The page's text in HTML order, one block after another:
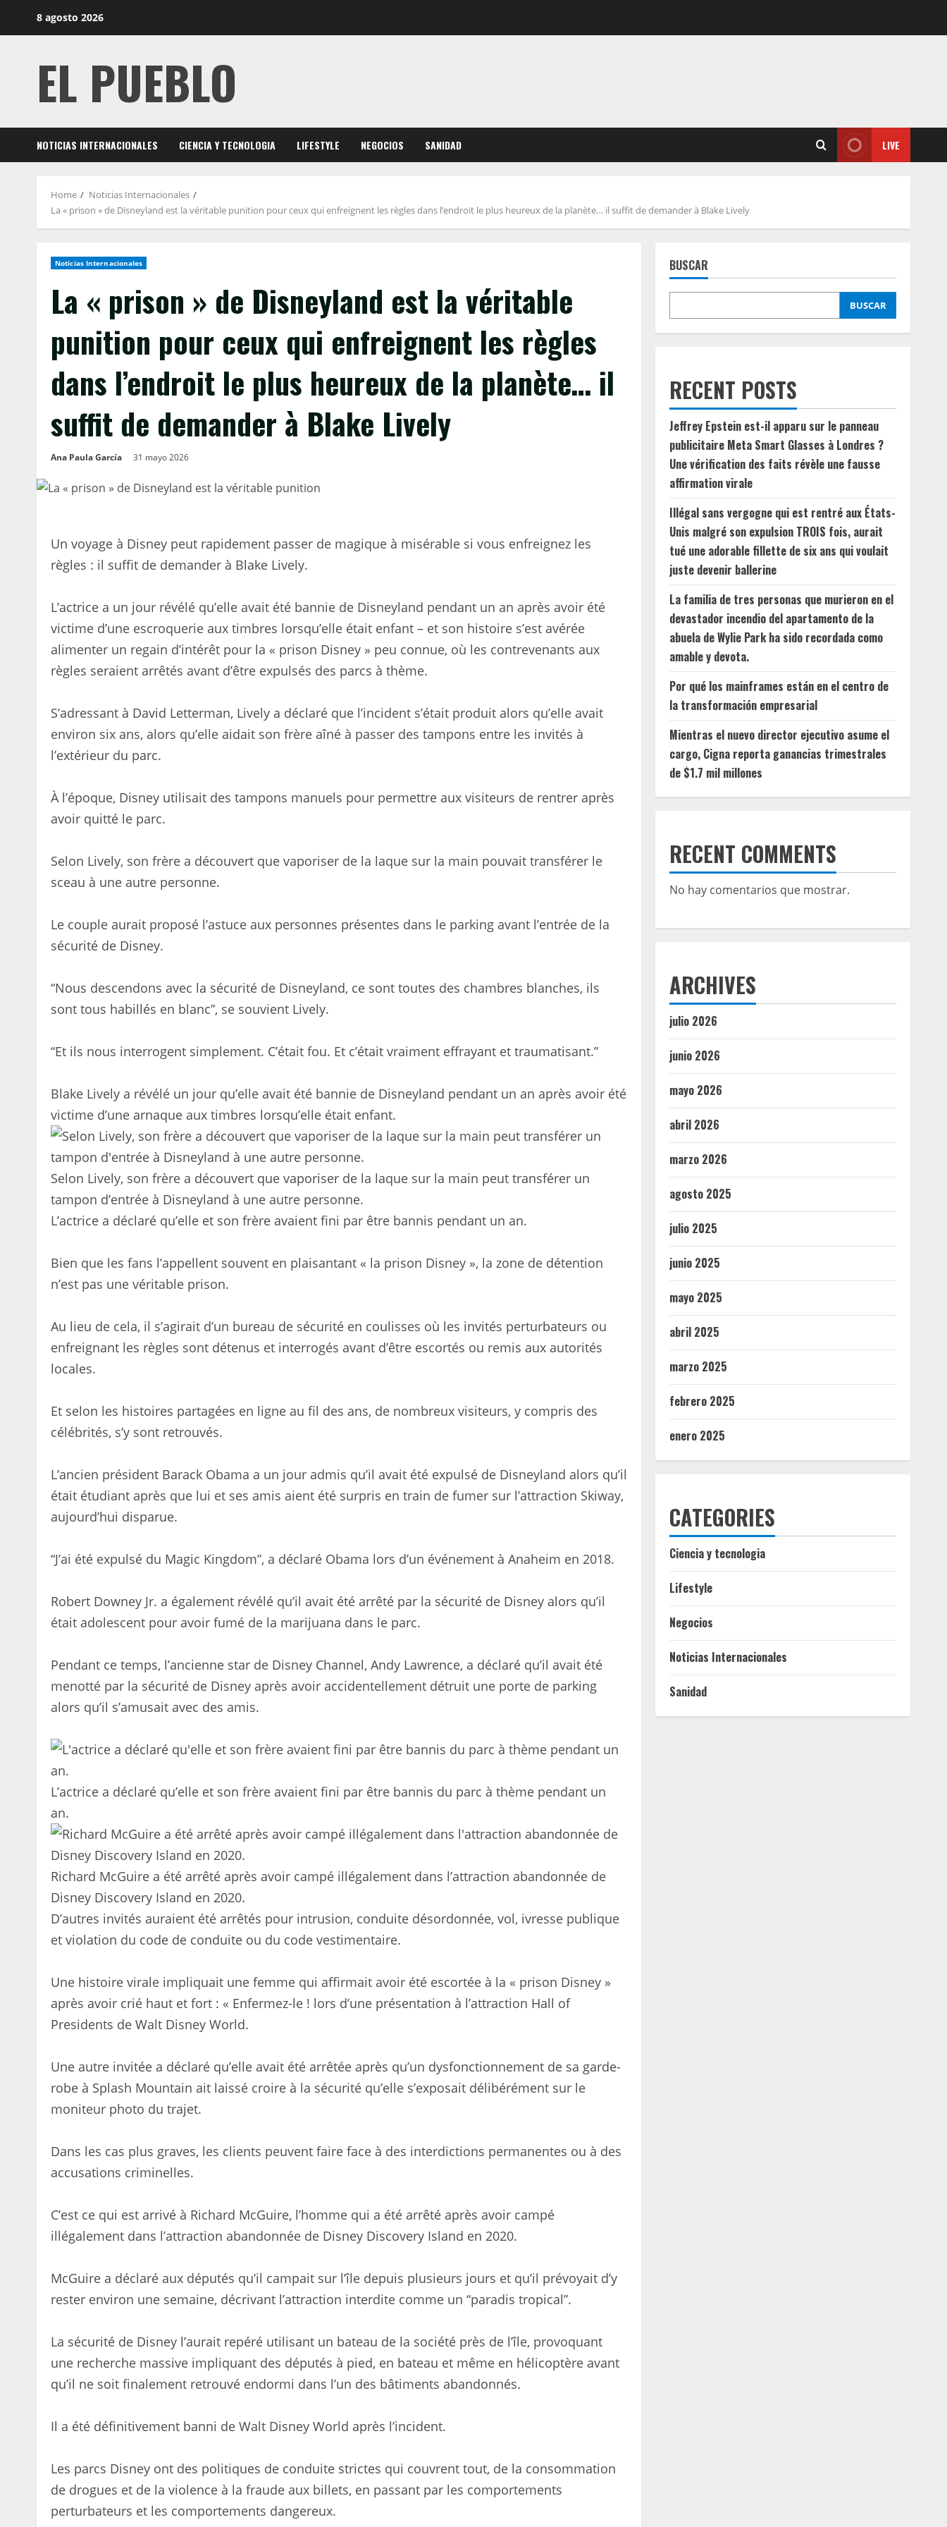
8 agosto 2026
EL PUEBLO
NOTICIAS INTERNACIONALES CIENCIA Y TECNOLOGIA LIFESTYLE NEGOCIOS SANIDAD LIVE
Home
Noticias Internacionales
La « prison » de Disneyland est la véritable punition pour ceux qui enfreignent les règles dans l’endroit le plus heureux de la planète… il suffit de demander à Blake Lively
Noticias Internacionales
La « prison » de Disneyland est la véritable
punition pour ceux qui enfreignent les règles
dans l’endroit le plus heureux de la planète… il
suffit de demander à Blake Lively
Ana Paula García 31 mayo 2026
Un voyage à Disney peut rapidement passer de magique à misérable si vous enfreignez les
règles : il suffit de demander à Blake Lively.
L’actrice a un jour révélé qu’elle avait été bannie de Disneyland pendant un an après avoir été
victime d’une escroquerie aux timbres lorsqu’elle était enfant – et son histoire s’est avérée
alimenter un regain d’intérêt pour la « prison Disney » peu connue, où les contrevenants aux
règles seraient arrêtés avant d’être expulsés des parcs à thème.
S’adressant à David Letterman, Lively a déclaré que l’incident s’était produit alors qu’elle avait
environ six ans, alors qu’elle aidait son frère aîné à passer des tampons entre les invités à
l’extérieur du parc.
À l’époque, Disney utilisait des tampons manuels pour permettre aux visiteurs de rentrer après
avoir quitté le parc.
Selon Lively, son frère a découvert que vaporiser de la laque sur la main pouvait transférer le
sceau à une autre personne.
Le couple aurait proposé l’astuce aux personnes présentes dans le parking avant l’entrée de la
sécurité de Disney.
“Nous descendons avec la sécurité de Disneyland, ce sont toutes des chambres blanches, ils
sont tous habillés en blanc”, se souvient Lively.
“Et ils nous interrogent simplement. C’était fou. Et c’était vraiment effrayant et traumatisant.”
Blake Lively a révélé un jour qu’elle avait été bannie de Disneyland pendant un an après avoir été
victime d’une arnaque aux timbres lorsqu’elle était enfant.
Selon Lively, son frère a découvert que vaporiser de la laque sur la main peut transférer un
tampon d’entrée à Disneyland à une autre personne.
L’actrice a déclaré qu’elle et son frère avaient fini par être bannis pendant un an.
Bien que les fans l’appellent souvent en plaisantant « la prison Disney », la zone de détention
n’est pas une véritable prison.
Au lieu de cela, il s’agirait d’un bureau de sécurité en coulisses où les invités perturbateurs ou
enfreignant les règles sont détenus et interrogés avant d’être escortés ou remis aux autorités
locales.
Et selon les histoires partagées en ligne au fil des ans, de nombreux visiteurs, y compris des
célébrités, s’y sont retrouvés.
L’ancien président Barack Obama a un jour admis qu’il avait été expulsé de Disneyland alors qu’il
était étudiant après que lui et ses amis aient été surpris en train de fumer sur l’attraction Skiway,
aujourd’hui disparue.
“J’ai été expulsé du Magic Kingdom”, a déclaré Obama lors d’un événement à Anaheim en 2018.
Robert Downey Jr. a également révélé qu’il avait été arrêté par la sécurité de Disney alors qu’il
était adolescent pour avoir fumé de la marijuana dans le parc.
Pendant ce temps, l’ancienne star de Disney Channel, Andy Lawrence, a déclaré qu’il avait été
menotté par la sécurité de Disney après avoir accidentellement détruit une porte de parking
alors qu’il s’amusait avec des amis.
L’actrice a déclaré qu’elle et son frère avaient fini par être bannis du parc à thème pendant un
an.
Richard McGuire a été arrêté après avoir campé illégalement dans l’attraction abandonnée de
Disney Discovery Island en 2020.
D’autres invités auraient été arrêtés pour intrusion, conduite désordonnée, vol, ivresse publique
et violation du code de conduite ou du code vestimentaire.
Une histoire virale impliquait une femme qui affirmait avoir été escortée à la « prison Disney »
après avoir crié haut et fort : « Enfermez-le ! lors d’une présentation à l’attraction Hall of
Presidents de Walt Disney World.
Une autre invitée a déclaré qu’elle avait été arrêtée après qu’un dysfonctionnement de sa garde-
robe à Splash Mountain ait laissé croire à la sécurité qu’elle s’exposait délibérément sur le
moniteur photo du trajet.
Dans les cas plus graves, les clients peuvent faire face à des interdictions permanentes ou à des
accusations criminelles.
C’est ce qui est arrivé à Richard McGuire, l’homme qui a été arrêté après avoir campé
illégalement dans l’attraction abandonnée de Disney Discovery Island en 2020.
McGuire a déclaré aux députés qu’il campait sur l’île depuis plusieurs jours et qu’il prévoyait d’y
rester environ une semaine, décrivant l’attraction interdite comme un “paradis tropical”.
La sécurité de Disney l’aurait repéré utilisant un bateau de la société près de l’île, provoquant
une recherche massive impliquant des députés à pied, en bateau et même en hélicoptère avant
qu’il ne soit finalement retrouvé endormi dans l’un des bâtiments abandonnés.
Il a été définitivement banni de Walt Disney World après l’incident.
Les parcs Disney ont des politiques de conduite strictes qui couvrent tout, de la consommation
de drogues et de la violence à la fraude aux billets, en passant par les comportements
perturbateurs et les comportements dangereux.
BUSCAR
BUSCAR
RECENT POSTS
Jeffrey Epstein est-il apparu sur le panneau
publicitaire Meta Smart Glasses à Londres ?
Une vérification des faits révèle une fausse
affirmation virale
Illégal sans vergogne qui est rentré aux États-
Unis malgré son expulsion TROIS fois, aurait
tué une adorable fillette de six ans qui voulait
juste devenir ballerine
La familia de tres personas que murieron en el
devastador incendio del apartamento de la
abuela de Wylie Park ha sido recordada como
amable y devota.
Por qué los mainframes están en el centro de
la transformación empresarial
Mientras el nuevo director ejecutivo asume el
cargo, Cigna reporta ganancias trimestrales
de $1.7 mil millones
RECENT COMMENTS
No hay comentarios que mostrar.
ARCHIVES
julio 2026
junio 2026
mayo 2026
abril 2026
marzo 2026
agosto 2025
julio 2025
junio 2025
mayo 2025
abril 2025
marzo 2025
febrero 2025
enero 2025
CATEGORIES
Ciencia y tecnologia
Lifestyle
Negocios
Noticias Internacionales
Sanidad